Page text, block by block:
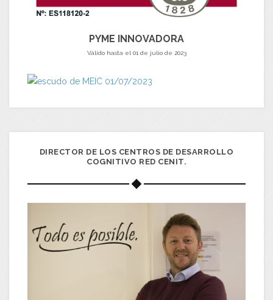
PYME INNOVADORA
Válido hasta el 01 de julio de 2023
DIRECTOR DE LOS CENTROS DE DESARROLLO
COGNITIVO RED CENIT.